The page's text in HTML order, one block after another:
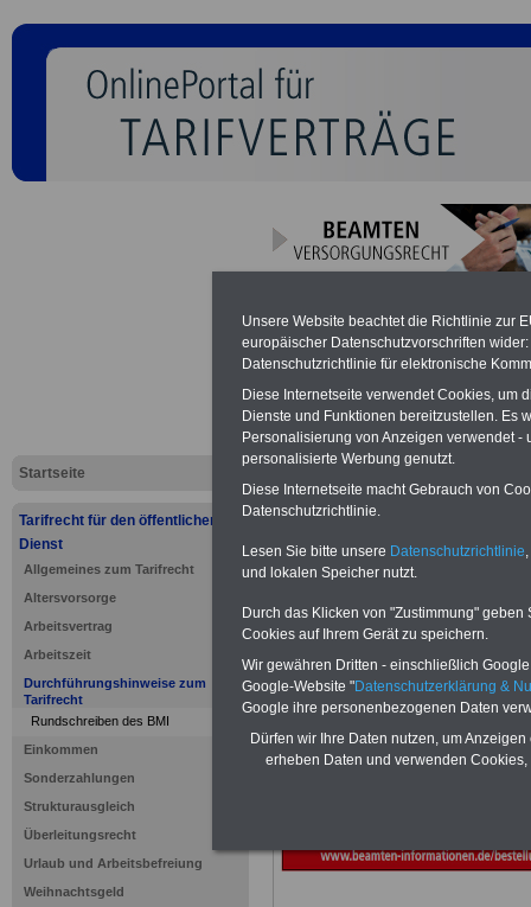
Startseite
Tarifrecht für den öffentlichen
Dienst
Allgemeines zum Tarifrecht
Altersvorsorge
Arbeitsvertrag
Arbeitszeit
Durchführungshinweise zum
Tarifrecht
Rundschreiben des BMI
Einkommen
Sonderzahlungen
Strukturausgleich
Überleitungsrecht
Urlaub und Arbeitsbefreiung
Weihnachtsgeld
teilweise
zum
Tarifrecht
Dienstes
Neu aufgelegt: Oktober
Unsere Website beachtet die Richtlinie zur
europäischer Datenschutzvorschriften
Datenschutzrichtlinie für elektronische
Diese Internetseite verwendet Cookies, um
Dienste und Funktionen bereitzustellen. Es
Personalisierung von Anzeigen verwendet
personalisierte Werbung genutzt.
Diese Internetseite macht Gebrauch von
Datenschutzrichtlinie.
Lesen Sie bitte unsere Datenschutzrichtlinie
und lokalen Speicher nutzt.
Durch das Klicken von "Zustimmung"
Cookies auf Ihrem Gerät zu speichern.
Wir gewähren Dritten - einschließlich
Google-Website "Datenschutzerklärung &
Google ihre personenbezogenen Daten
Dürfen wir Ihre Daten nutzen, um
erheben Daten und verwenden